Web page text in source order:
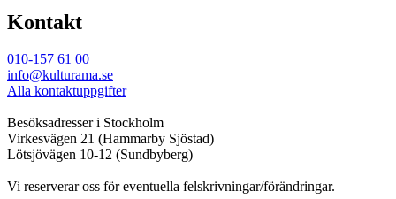
Kontakt
010-157 61 00
info@kulturama.se
Alla kontaktuppgifter
Besöksadresser i Stockholm
Virkesvägen 21 (Hammarby Sjöstad)
Lötsjövägen 10-12 (Sundbyberg)
Vi reserverar oss för eventuella felskrivningar/förändringar.